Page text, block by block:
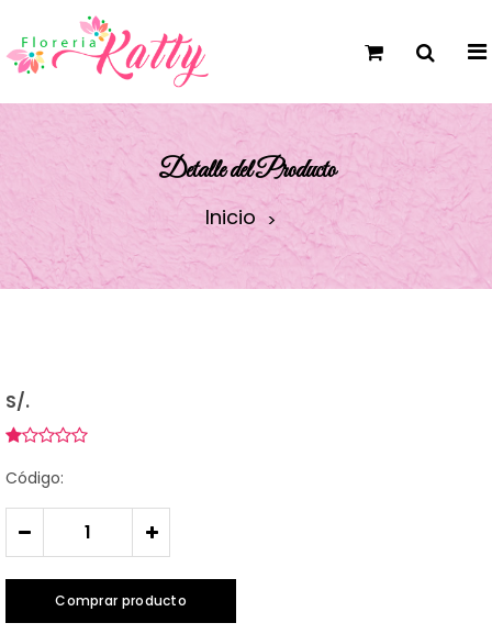
Detalle del Producto
Inicio
S/.
Código:
- +
Comprar producto